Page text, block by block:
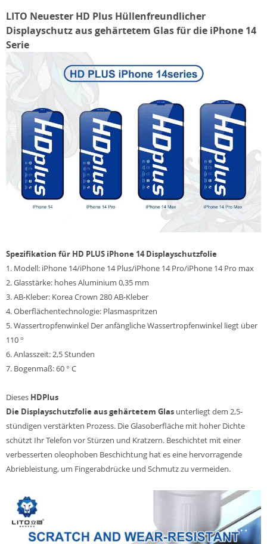
LITO Neuester HD Plus Hüllenfreundlicher
Displayschutz aus gehärtetem Glas für die iPhone 14
Serie
Spezifikation für HD PLUS iPhone 14 Displayschutzfolie
1. Modell: iPhone 14/iPhone 14 Plus/iPhone 14 Pro/iPhone 14 Pro max
2. Glasstärke: hohes Aluminium 0,35 mm
3. AB-Kleber: Korea Crown 280 AB-Kleber
4. Oberflächentechnologie: Plasmaspritzen
5. Wassertropfenwinkel Der anfängliche Wassertropfenwinkel liegt über
110 °
6. Anlasszeit: 2,5 Stunden
7. Bogenmaß: 60 ° C
Dieses HDPlus
Die Displayschutzfolie aus gehärtetem Glas unterliegt dem 2,5-
stündigen verstärkten Prozess. Die Glasoberfläche mit hoher Dichte
schützt Ihr Telefon vor Stürzen und Kratzern. Beschichtet mit einer
verbesserten oleophoben Beschichtung hat es eine hervorragende
Abriebleistung, um Fingerabdrücke und Schmutz zu vermeiden.